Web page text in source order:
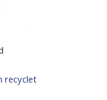
recyclet